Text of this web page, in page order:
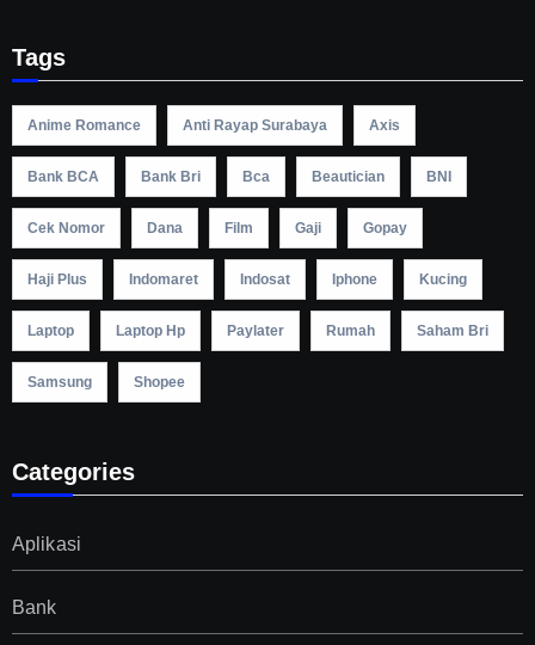
Tags
Anime Romance Anti Rayap Surabaya Axis
Bank BCA Bank Bri Bca Beautician BNI
Cek Nomor Dana Film Gaji Gopay
Haji Plus Indomaret Indosat Iphone Kucing
Laptop Laptop Hp Paylater Rumah Saham Bri
Samsung Shopee
Categories
Aplikasi
Bank